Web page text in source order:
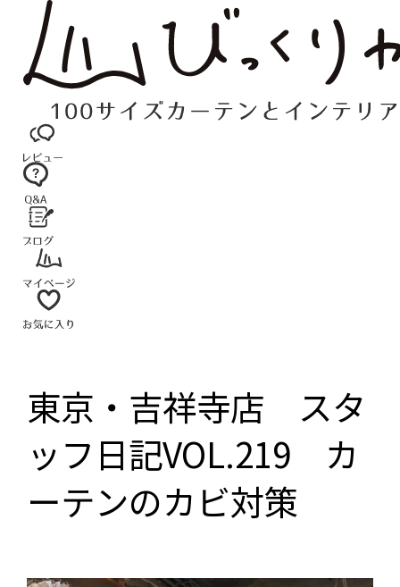
東京・吉祥寺店 スタ
ッフ日記VOL.219 カ
ーテンのカビ対策